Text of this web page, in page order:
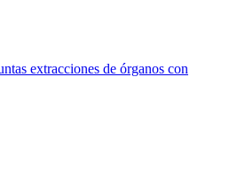
extracciones de órganos con